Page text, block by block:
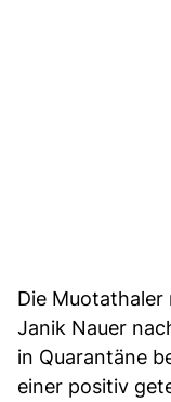
Die
Janik Nauer
in Quarantäne
einer positiv